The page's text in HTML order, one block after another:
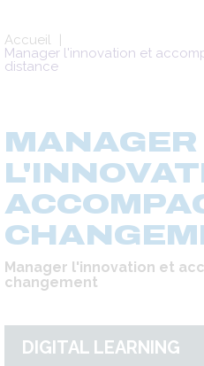
Fil
d'Ariane
Accueil
Manager l'innovation et
distance
MANAGER
Manager l'innovation et
changement
DIGITAL LEARNING